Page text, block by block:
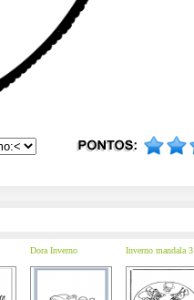
Dora Inverno Inverno mandala 3